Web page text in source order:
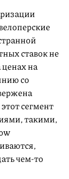
ставок не
на
со
сегмент
такими,
чем-то